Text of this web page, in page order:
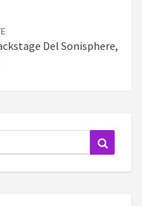
Del Sonisphere,